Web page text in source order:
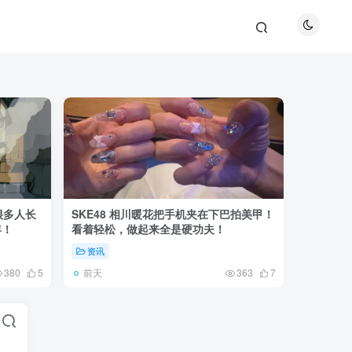
多人长
380 5
SKE48 相川暖花把手机夹在下巴拍美甲！
看着轻松，做起来全是硬功夫！
资讯
前天 363 7